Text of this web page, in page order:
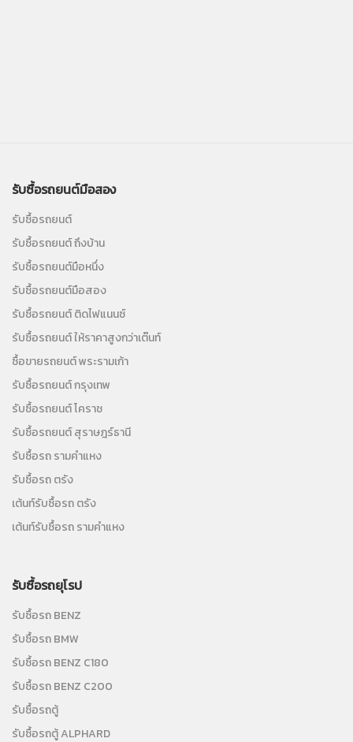
รับซื้อรถยนต์มือสอง
รับซื้อรถยนต์
รับซื้อรถยนต์ ถึงบ้าน
รับซื้อรถยนต์มือหนึ่ง
รับซื้อรถยนต์มือสอง
รับซื้อรถยนต์ ติดไฟแนนซ์
รับซื้อรถยนต์ ให้ราคาสูงกว่าเต๊นท์
ซื้อขายรถยนต์ พระรามเก้า
รับซื้อรถยนต์ กรุงเทพ
รับซื้อรถยนต์ โคราช
รับซื้อรถยนต์ สุราษฎร์ธานี
รับซื้อรถ รามคำแหง
รับซื้อรถ ตรัง
เต้นท์รับซื้อรถ ตรัง
เต้นท์รับซื้อรถ รามคำแหง
รับซื้อรถยุโรป
รับซื้อรถ BENZ
รับซื้อรถ BMW
รับซื้อรถ BENZ C180
รับซื้อรถ BENZ C200
รับซื้อรถตู้
รับซื้อรถตู้ ALPHARD